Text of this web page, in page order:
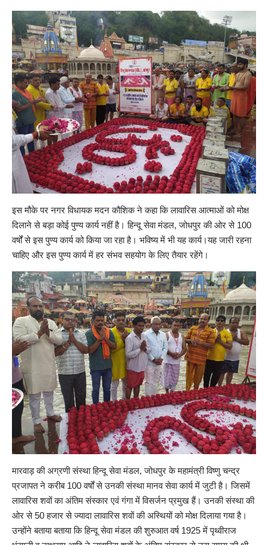
इस मौके पर नगर विधायक मदन कौशिक ने कहा कि लावारिस आत्माओं को मोक्ष
दिलाने से बड़ा कोई पुण्य कार्य नहीं है। हिन्दू सेवा मंडल, जोधपुर की ओर से 100
वर्षों से इस पुण्य कार्य को किया जा रहा है। भविष्य में भी यह कार्य।यह जारी रहना
चाहिए और इस पुण्य कार्य में हर संभव सहयोग के लिए तैयार रहेंगे।
मारवाड़ की अग्रणी संस्था हिन्दू सेवा मंडल, जोधपुर के महामंत्री विष्णु चन्द्र
प्रजापत ने करीब 100 वर्षों से उनकी संस्था मानव सेवा कार्य में जुटी है। जिसमें
लावारिस शवों का अंतिम संस्कार एवं गंगा में विसर्जन प्रमुख हैं। उनकी संस्था की
ओर से 50 हजार से ज्यादा लावारिस शवों की अस्थियों को मोक्ष दिलाया गया है।
उन्होंने बताया बताया कि हिन्दू सेवा मंडल की शुरुआत वर्ष 1925 में पृथ्वीराज